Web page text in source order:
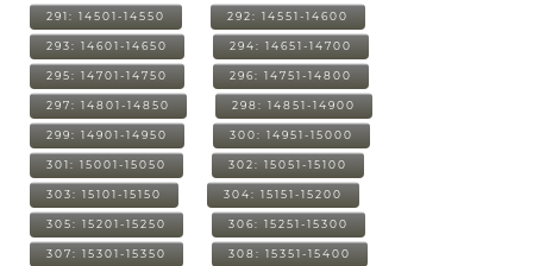
291: 14501-14550 292: 14551-14600
293: 14601-14650 294: 14651-14700
295: 14701-14750 296: 14751-14800
297: 14801-14850 298: 14851-14900
299: 14901-14950 300: 14951-15000
301: 15001-15050 302: 15051-15100
303: 15101-15150 304: 15151-15200
305: 15201-15250 306: 15251-15300
307: 15301-15350 308: 15351-15400